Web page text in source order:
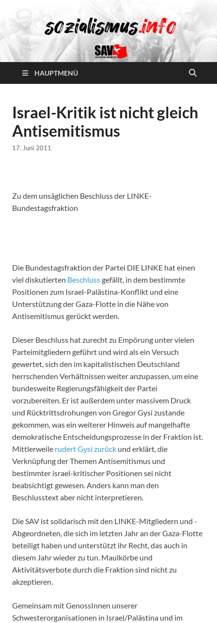
HAUPTMENÜ
Israel-Kritik ist nicht gleich
Antisemitismus
17. Juni 2011
Zu dem unsäglichen Beschluss der LINKE-
Bundestagsfraktion
Die Bundestagsfraktion der Partei DIE LINKE hat einen
viel diskutierten Beschlussgefällt, in dem bestimmte
Positionen zum Israel-Palästina-Konflikt und eine
Unterstützung der Gaza-Flotte in die Nähe von
Antisemitismus gerückt werden.
Dieser Beschluss hat zurecht zu Empörung unter vielen
Parteimitgliedern geführt und wird als ein Versuch
gewertet, sich den im kapitalistischen Deutschland
herrschenden Verhältnissen weiter anzupassen, um eine
bundesweite Regierungsfähigkeit der Partei
vorzubereiten. Er ist außerdem unter massivem Druck
und Rücktrittsdrohungen von Gregor Gysi zustande
gekommen, was ein weiterer Hinweis auf mangelhafte
demokratische Entscheidungsprozesse in der Fraktion ist.
Mittlerweile rudert Gysi zurück und erklärt, die
Verknüpfung der Themen Antisemitismus und
bestimmter israel-kritischer Positionen sei nicht
beabsichtigt gewesen. Anders kann man den
Beschlusstext aber nicht interpretieren.
Die SAV ist solidarisch mit den LINKE-Mitgliedern und -
Abgeordneten, die sich im letzten Jahr an der Gaza-Flotte
beteiligt haben und unterstützt ihr Recht, das auch in
diesem Jahr wieder zu tun. Maulkörbe und
Aktivitätsverbote durch die Fraktion sind nicht zu
akzeptieren.
Gemeinsam mit GenossInnen unserer
Schwesterorganisationen in Israel/Palästina und im